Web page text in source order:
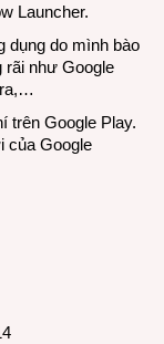
Launcher.
dụng do mình bào
rãi như Google
trên Google Play.
của Google